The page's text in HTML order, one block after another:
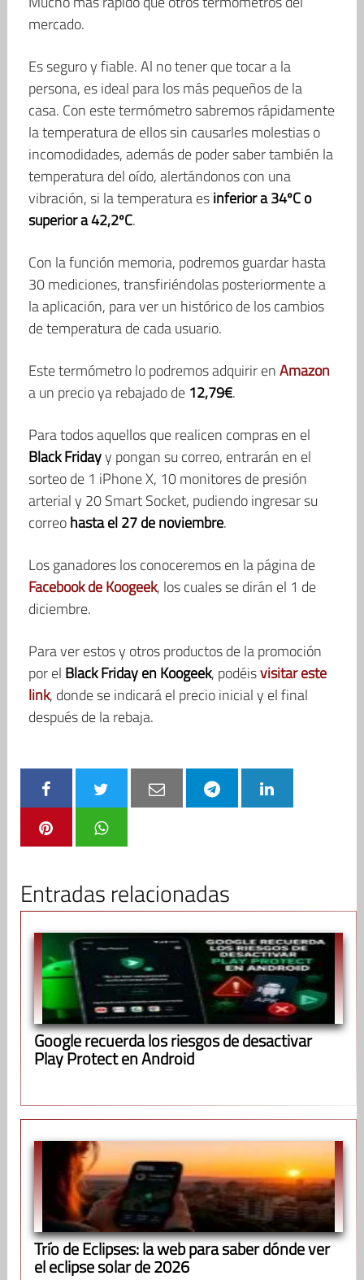
mercado.
Es seguro y fiable. Al no tener que tocar a la
persona, es ideal para los más pequeños de la
casa. Con este termómetro sabremos rápidamente
la temperatura de ellos sin causarles molestias o
incomodidades, además de poder saber también la
temperatura del oído, alertándonos con una
vibración, si la temperatura esinferior a 34ºC o
superior a 42,2ºC.
Con la función memoria, podremos guardar hasta
30 mediciones, transfiriéndolas posteriormente a
la aplicación, para ver un histórico de los cambios
de temperatura de cada usuario.
Este termómetro lo podremos adquirir enAmazon
a un precio ya rebajado de 12,79€.
Para todos aquellos que realicen compras en el
Black Fridayy pongan su correo, entrarán en el
sorteo de 1 iPhone X, 10 monitores de presión
arterial y 20 Smart Socket, pudiendo ingresar su
correohasta el 27 de noviembre.
Los ganadores los conoceremos en la página de
Facebook de Koogeek, los cuales se dirán el 1 de
diciembre.
Para ver estos y otros productos de la promoción
por el Black Friday en Koogeek, podéisvisitar este
link, donde se indicará el precio inicial y el final
después de la rebaja.
Entradas relacionadas
Google recuerda los riesgos de desactivar
Play Protect en Android
Trío de Eclipses: la web para saber dónde ver
el eclipse solar de 2026